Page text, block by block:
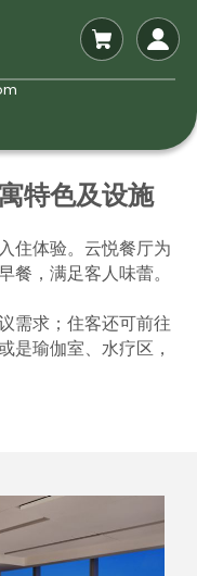
特色及设施
住体验。云悦餐厅为
，满足客人味蕾。
需求；住客还可前往
是瑜伽室、水疗区，